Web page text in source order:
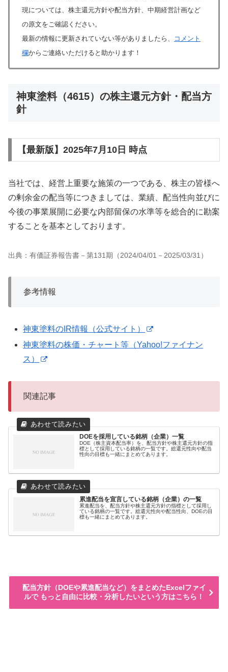
現については、株主還元方針や配当方針、中期経営計画など
の原文をご確認ください。
最新の情報に更新されていない等がありましたら、
コメント
欄からご連絡いただけると助かります！
神東塗料（4615）の株主還元方針・配当方
針
【最新版】2025年7月10日 時点
当社では、経営上重要な施策の一つである、株主の皆様へ
の剰余金の配当等につきましては、業績、配当性向並びに
今後の事業展開に必要な内部留保の水準等を総合的に勘案
することを基本としております。
出典：有価証券報告書－第131期（2024/04/01－2025/03/31）
参考情報
神東塗料のIR情報（公式サイト）
神東塗料の株価・チャート等（Yahoo!ファイナン
ス）
関連記事
DOEを採用している銘柄（企業）一覧
DOE（株主資本配当率）を、配当方針や株主還元方針の指
標として採用している銘柄の一覧です。総還元性向や配当
性向の目標も一緒にまとめてあります。
累進配当を宣言している銘柄（企業）の一覧
累進配当を、配当方針や株主還元方針の指標として採用し
ている銘柄の一覧です。総還元性向や配当性向、DOEの目
標も一緒にまとめてあります。
配当方針（DOEや累進配当など）をまとめたExcelファイ
ルで もっと自由に比較・分析したいという方はこちら！